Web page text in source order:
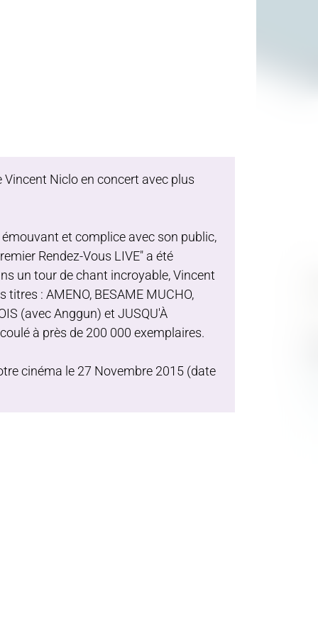
Niclo en concert avec plus
et complice avec son public,
Rendez-Vous LIVE" a été
un tour de chant incroyable, Vincent
: AMENO, BESAME MUCHO,
(avec Anggun) et JUSQU'À
à près de 200 000 exemplaires.
cinéma le 27 Novembre 2015 (date